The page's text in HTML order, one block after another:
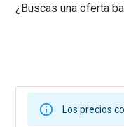
¿Buscas una oferta
Los precios